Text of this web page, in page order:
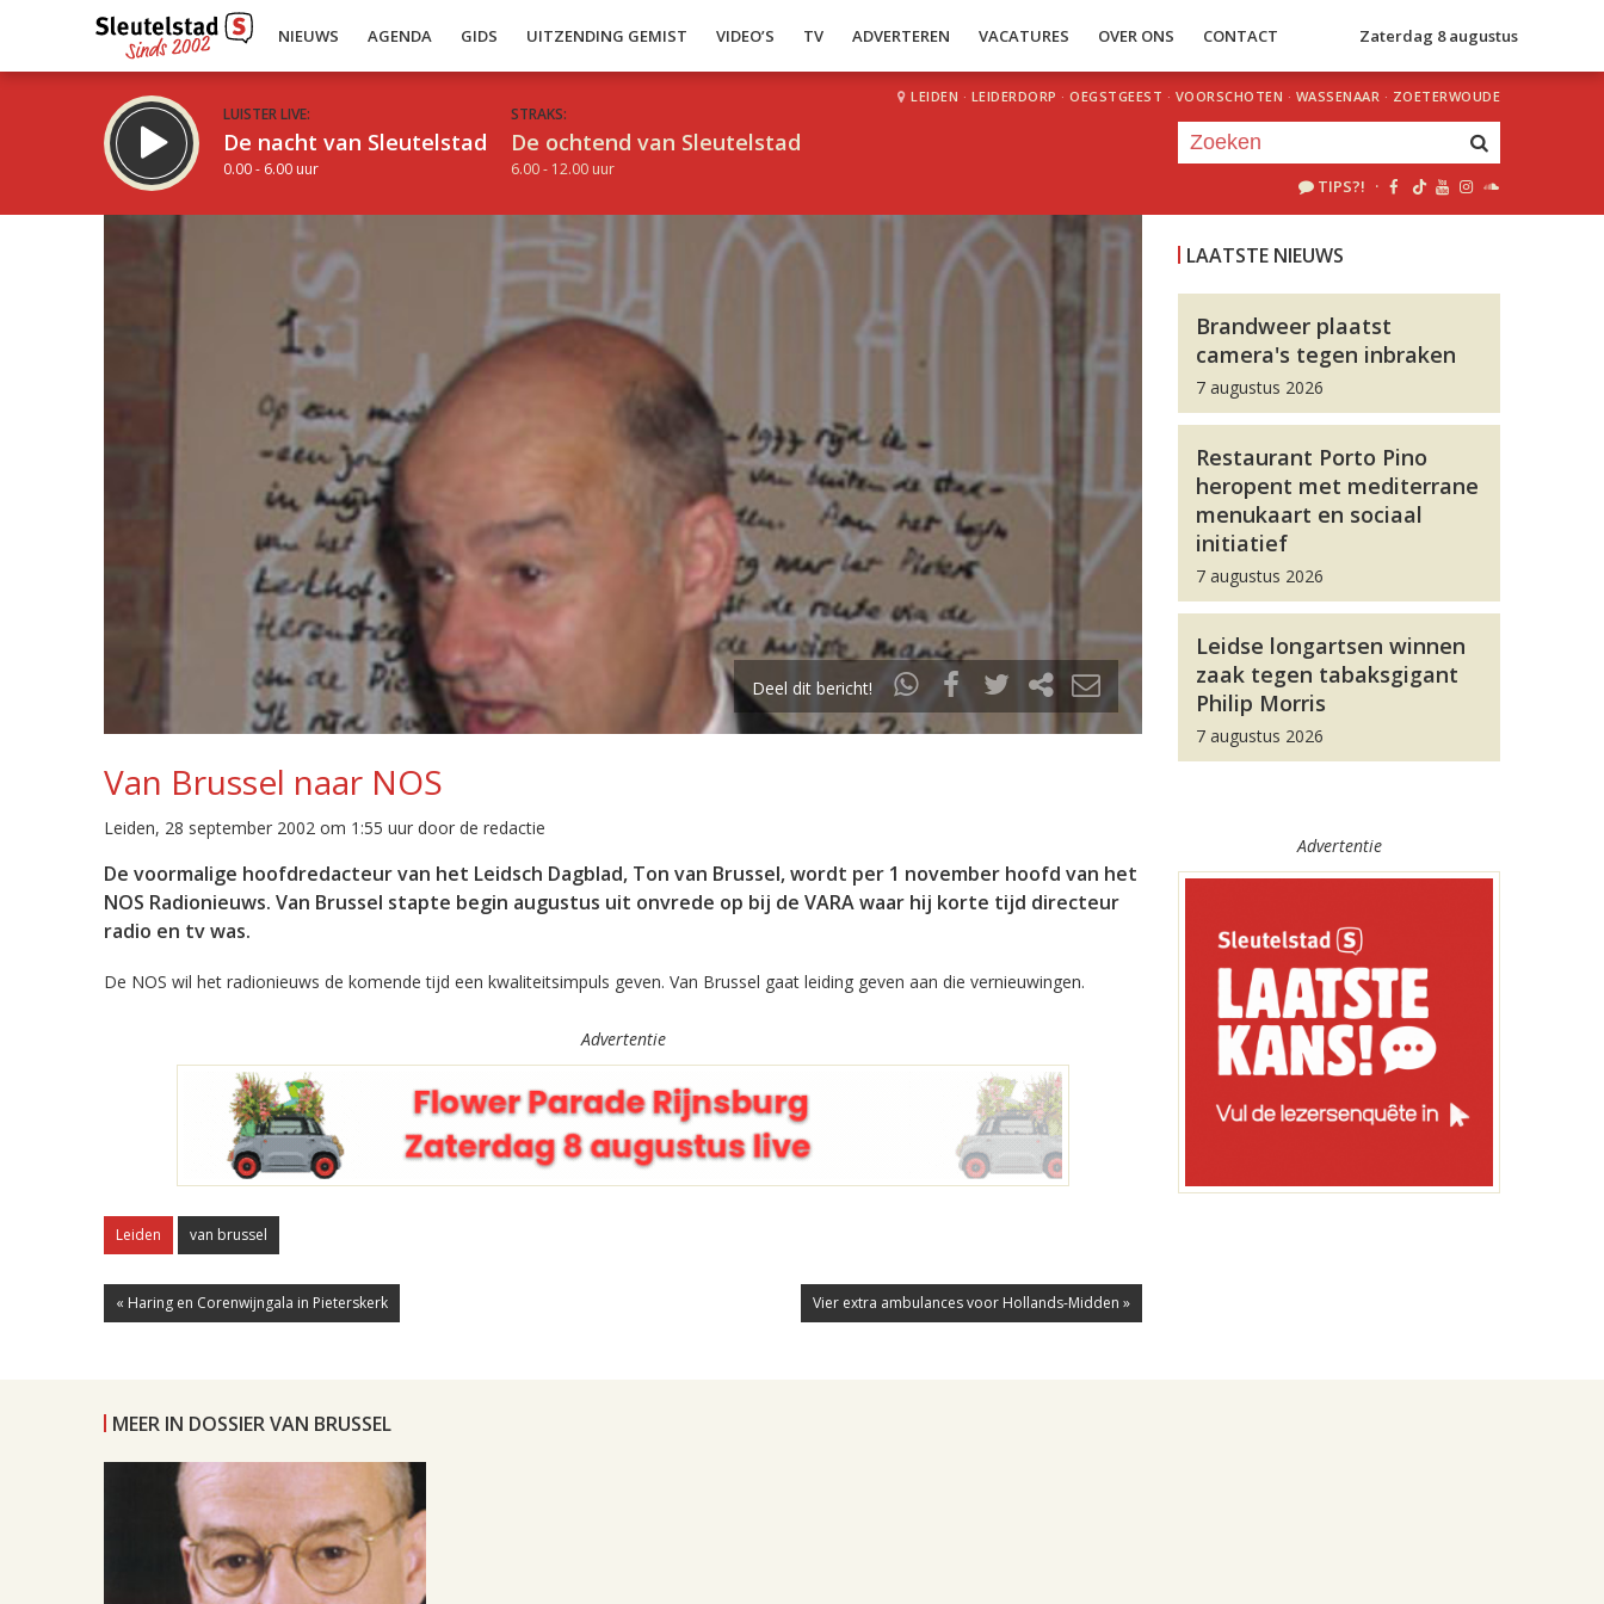
NIEUWS AGENDA GIDS UITZENDING GEMIST VIDEO’S TV ADVERTEREN VACATURES OVER ONS CONTACT Zaterdag 8 augustus
LUISTER LIVE:
De nacht van Sleutelstad
0.00 - 6.00 uur
STRAKS:
De ochtend van Sleutelstad
6.00 - 12.00 uur
LEIDEN · LEIDERDORP · OEGSTGEEST · VOORSCHOTEN · WASSENAAR · ZOETERWOUDE
TIPS?! ·
Deel dit bericht!
Van Brussel naar NOS
Leiden, 28 september 2002 om 1:55 uur door de redactie
De voormalige hoofdredacteur van het Leidsch Dagblad, Ton van Brussel, wordt per 1 november hoofd van het
NOS Radionieuws. Van Brussel stapte begin augustus uit onvrede op bij de VARA waar hij korte tijd directeur
radio en tv was.
De NOS wil het radionieuws de komende tijd een kwaliteitsimpuls geven. Van Brussel gaat leiding geven aan die vernieuwingen.
Advertentie
Leiden van brussel
« Haring en Corenwijngala in Pieterskerk Vier extra ambulances voor Hollands-Midden »
LAATSTE NIEUWS
Brandweer plaatst
camera's tegen inbraken
7 augustus 2026
Restaurant Porto Pino
heropent met mediterrane
menukaart en sociaal
initiatief
7 augustus 2026
Leidse longartsen winnen
zaak tegen tabaksgigant
Philip Morris
7 augustus 2026
Advertentie
MEER IN DOSSIER VAN BRUSSEL